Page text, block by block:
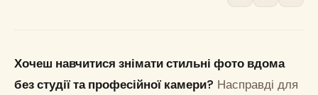
Хочеш навчитися знімати стильні фото вдома
без студії та професійної камери? Насправді для